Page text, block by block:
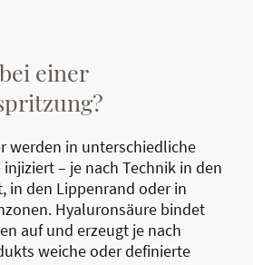
einer
werden in unterschiedliche
– je nach Technik in den
in den Lippenrand oder in
Hyaluronsäure bindet
auf und erzeugt je nach
weiche oder definierte